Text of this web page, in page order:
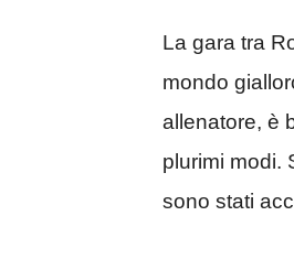
La gara tra
mondo
allenatore, è
plurimi modi.
sono stati